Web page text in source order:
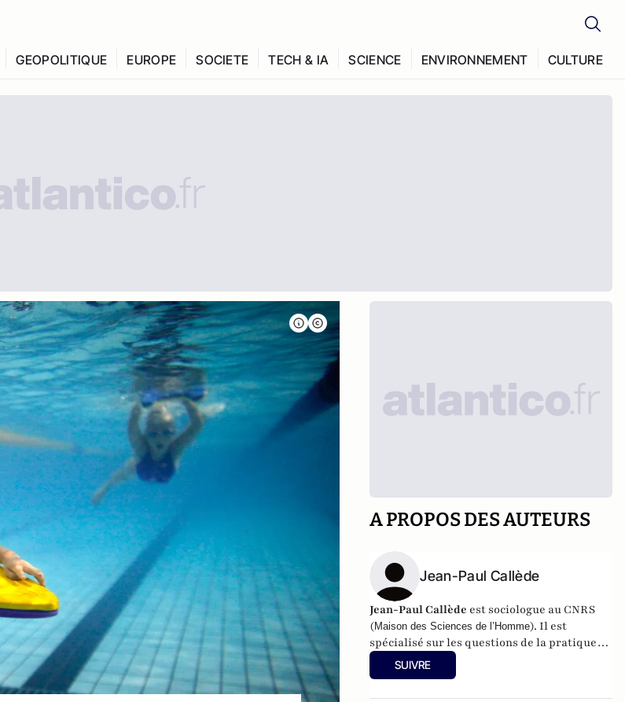
GEOPOLITIQUE EUROPE SOCIETE TECH & IA SCIENCE ENVIRONNEMENT CULTURE
A PROPOS DES AUTEURS
Jean-Paul Callède
Jean-Paul Callède est sociologue au CNRS
(Maison des Sciences de l’Homme). Il est
spécialisé sur les questions de la pratique
sportive et des politiques d'éducation
physique.
SUIVRE